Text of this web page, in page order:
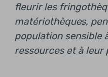
fleurir les
matériothèques,
population sensible
ressources et à leur